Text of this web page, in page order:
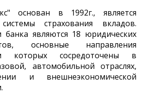
основан в 1992г., является
страхования вкладов.
банка являются 18 юридических
основные направления
которых сосредоточены в
автомобильной отраслях,
и внешнеэкономической